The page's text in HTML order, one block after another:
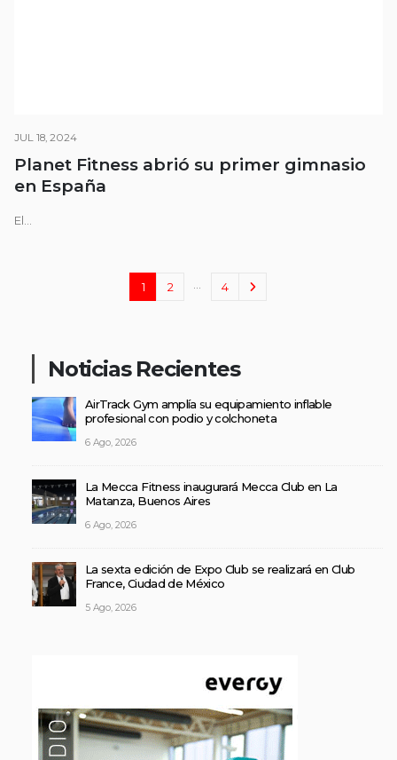
JUL 18, 2024
Planet Fitness abrió su primer gimnasio
en España
El...
1 2 4
Noticias Recientes
AirTrack Gym amplía su equipamiento inflable
profesional con podio y colchoneta
6 Ago, 2026
La Mecca Fitness inaugurará Mecca Club en La
Matanza, Buenos Aires
6 Ago, 2026
La sexta edición de Expo Club se realizará en Club
France, Ciudad de México
5 Ago, 2026